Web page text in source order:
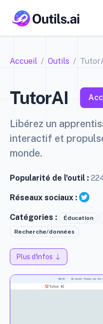
Accueil Outils
TutorAI
Libérez un
interactif et
monde.
Popularité de l'outil :
Réseaux sociaux :
Catégories : Éducation
Recherche/données
Plus d'infos